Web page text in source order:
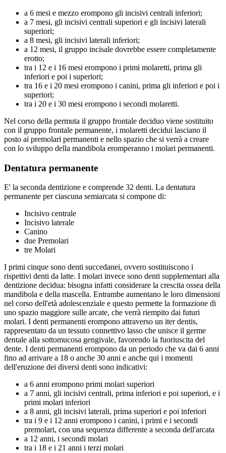
a 6 mesi e mezzo erompono gli incisivi centrali inferiori;
a 7 mesi, gli incisivi centrali superiori e gli incisivi laterali
superiori;
a 8 mesi, gli incisivi laterali inferiori;
a 12 mesi, il gruppo incisale dovrebbe essere completamente
erotto;
tra i 12 e i 16 mesi erompono i primi molaretti, prima gli
inferiori e poi i superiori;
tra 16 e i 20 mesi erompono i canini, prima gli inferiori e poi i
superiori;
tra i 20 e i 30 mesi erompono i secondi molaretti.
Nel corso della permuta il gruppo frontale deciduo viene sostituito
con il gruppo frontale permanente, i molaretti decidui lasciano il
posto ai premolari permanenti e nello spazio che si verrà a creare
con lo sviluppo della mandibola eromperanno i molari permanenti.
Dentatura permanente
E' la seconda dentizione e comprende 32 denti. La dentatura
permanente per ciascuna semiarcata si compone di:
Incisivo centrale
Incisivo laterale
Canino
due Premolari
tre Molari
I primi cinque sono denti succedanei, ovvero sostituiscono i
rispettivi denti da latte. I molari invece sono denti supplementari alla
dentizione decidua: bisogna infatti considerare la crescita ossea della
mandibola e della mascella. Entrambe aumentano le loro dimensioni
nel corso dell'età adolescenziale e questo permette la formazione di
uno spazio maggiore sulle arcate, che verrà riempito dai futuri
molari. I denti permanenti erompono attraverso un iter dentis,
rappresentato da un tessuto connettivo lasso che unisce il germe
dentale alla sottomucosa gengivale, favorendo la fuoriuscita del
dente. I denti permanenti erompono da un periodo che va dai 6 anni
fino ad arrivare a 18 o anche 30 anni e anche qui i momenti
dell'eruzione dei diversi denti sono indicativi:
a 6 anni erompono primi molari superiori
a 7 anni, gli incisivi centrali, prima inferiori e poi superiori, e i
primi molari inferiori
a 8 anni, gli incisivi laterali, prima superiori e poi inferiori
tra i 9 e i 12 anni erompono i canini, i primi e i secondi
premolari, con una sequenza differente a seconda dell'arcata
a 12 anni, i secondi molari
tra i 18 e i 21 anni i terzi molari